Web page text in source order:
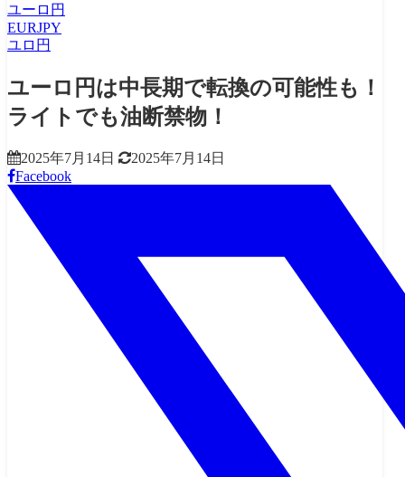
ユーロ円
EURJPY
ユロ円
ユーロ円は中長期で転換の可能性も！
ライトでも油断禁物！
2025年7月14日
2025年7月14日
Facebook